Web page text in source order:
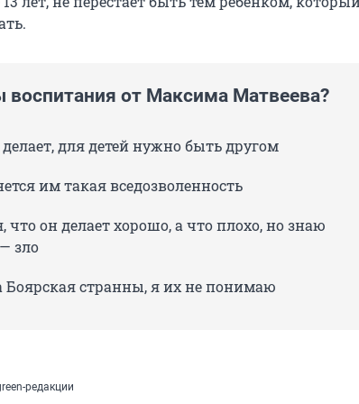
от Максима Матвеева?
для детей нужно быть другом
им такая вседозволенность
что он делает хорошо, а что плохо, но знаю
зло
Боярская странны, я их не понимаю
редакции